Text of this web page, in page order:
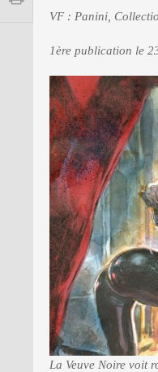
PRESSE
VF : Panini,
1ère publication le
La Veuve Noire voit